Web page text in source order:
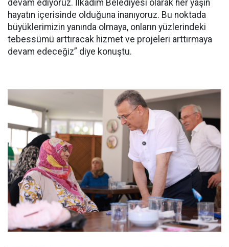
devam ediyoruz. İlkadım Belediyesi olarak her yaşın
hayatın içerisinde olduğuna inanıyoruz. Bu noktada
büyüklerimizin yanında olmaya, onların yüzlerindeki
tebessümü arttıracak hizmet ve projeleri arttırmaya
devam edeceğiz” diye konuştu.